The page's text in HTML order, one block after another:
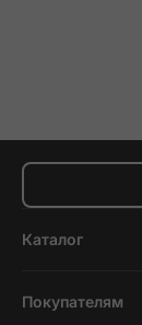
Каталог
Планшеты
Покупателям